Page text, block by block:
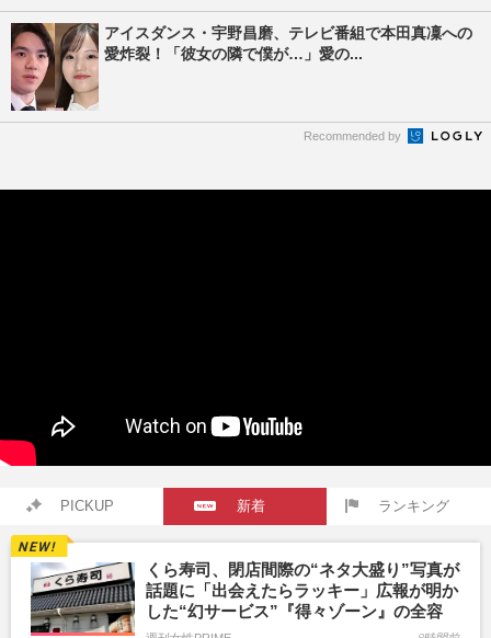
アイスダンス・宇野昌磨、テレビ番組で本田真凜への
愛炸裂！「彼女の隣で僕が…」愛の...
Recommended by
PICKUP 新着 ランキング
くら寿司、閉店間際の“ネタ大盛り”写真が
話題に「出会えたらラッキー」広報が明か
した“幻サービス”『得々ゾーン』の全容